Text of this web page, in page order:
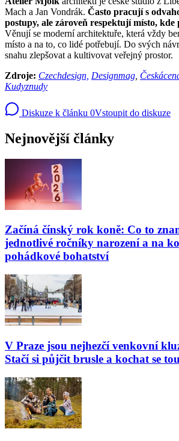
Mach a Jan Vondrák. Často pracují s
postupy, ale zároveň respektují místo,
Věnují se moderní architektuře, která vždy
místo a na to, co lidé potřebují. Do svých
snahu zlepšovat a kultivovat veřejný prostor.
Zdroje: Czechdesign, Designmag
Kudyznudy
Diskuze k článku 0Vstoupit do diskuze
Nejnovější články
Začíná čínský rok koně: Co to
jednotlivé ročníky narození a na
pohádkové bohatství
V Praze jsou nejhezčí venkovní
Stačí si půjčit brusle a kochat se